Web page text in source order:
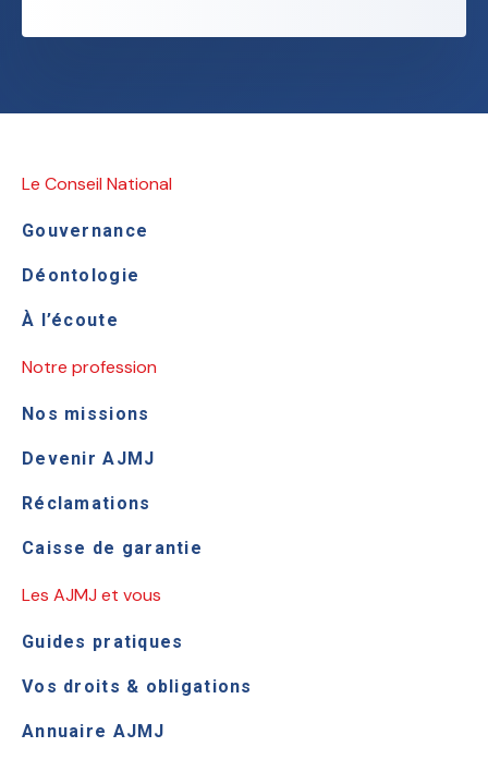
Le Conseil National
Gouvernance
Déontologie
À l’écoute
Notre profession
Nos missions
Devenir AJMJ
Réclamations
Caisse de garantie
Les AJMJ et vous
Guides pratiques
Vos droits & obligations
Annuaire AJMJ